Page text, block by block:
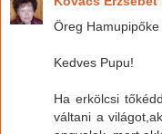
Öreg
Kedves Pupu!
Ha erkölcsi
váltani a